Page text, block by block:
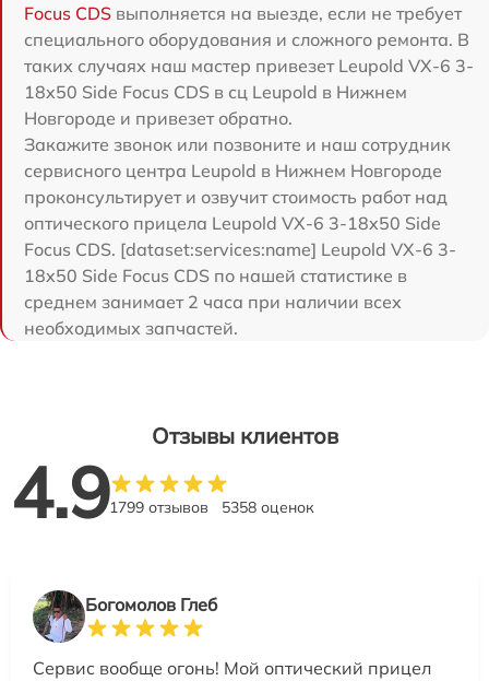
Focus CDS выполняется на выезде, если не требует
специального оборудования и сложного ремонта. В
таких случаях наш мастер привезет Leupold VX-6 3-
18x50 Side Focus CDS в сц Leupold в Нижнем
Новгороде и привезет обратно.
Закажите звонок или позвоните и наш сотрудник
сервисного центра Leupold в Нижнем Новгороде
проконсультирует и озвучит стоимость работ над
оптического прицела Leupold VX-6 3-18x50 Side
Focus CDS. [dataset:services:name] Leupold VX-6 3-
18x50 Side Focus CDS по нашей статистике в
среднем занимает 2 часа при наличии всех
необходимых запчастей.
Отзывы клиентов
4.91799 отзывов 5358 оценок
Богомолов Глеб
Сервис вообще огонь! Мой оптический прицел